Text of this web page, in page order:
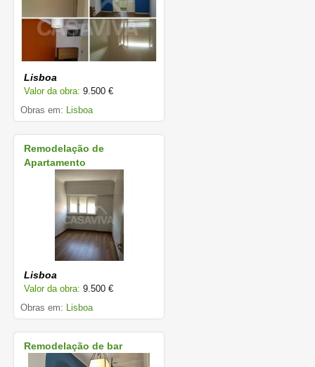
Lisboa
Valor da obra: 9.500 €
Obras em: Lisboa
Remodelação de
Apartamento
Lisboa
Valor da obra: 9.500 €
Obras em: Lisboa
Remodelação de bar